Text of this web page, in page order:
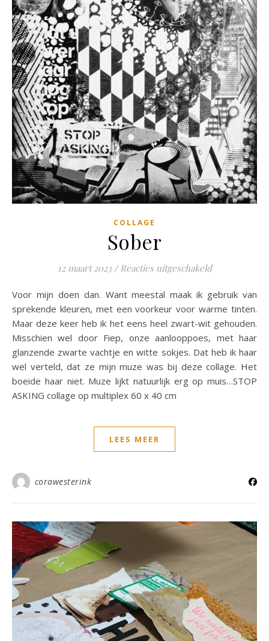
COLLAGE
Sober
12 maart 2023 / Reacties uitgeschakeldvoor Sober
Voor mijn doen dan. Want meestal maak ik gebruik van
sprekende kleuren, met een voorkeur voor warme tinten.
Maar deze keer heb ik het eens heel zwart-wit gehouden.
Misschien wel door Fiep, onze aanlooppoes, met haar
glanzende zwarte vachtje en witte sokjes. Dat heb ik haar
wel verteld, dat ze mijn muze was bij deze collage. Het
boeide haar niet. Muze lijkt natuurlijk erg op muis…STOP
ASKING collage op multiplex 60 x 40 cm
LEES MEER
corawesterink